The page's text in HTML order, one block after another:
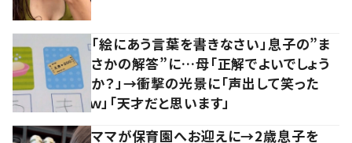
「絵にあう言葉を書きなさい」息子の”ま
さかの解答”に…母「正解でよいでしょう
か？」→衝撃の光景に「声出して笑った
ｗ」「天才だと思います」
ママが保育園へお迎えに→2歳息子を